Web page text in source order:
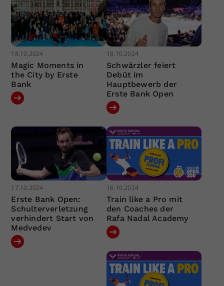
18.10.2024
Magic Moments in
the City by Erste
Bank
18.10.2024
Schwärzler feiert
Debüt im
Hauptbewerb der
Erste Bank Open
17.10.2024
Erste Bank Open:
Schulterverletzung
verhindert Start von
Medvedev
16.10.2024
Train like a Pro mit
den Coaches der
Rafa Nadal Academy